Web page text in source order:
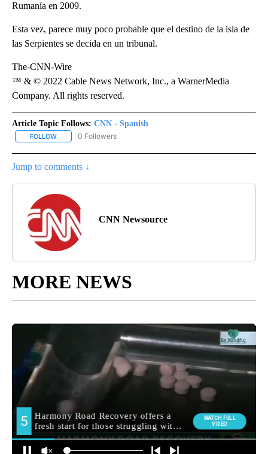
Rumanía en 2009.
Esta vez, parece muy poco probable que el destino de la isla de
las Serpientes se decida en un tribunal.
The-CNN-Wire
™ & © 2022 Cable News Network, Inc., a WarnerMedia
Company. All rights reserved.
Article Topic Follows: CNN - Spanish
FOLLOW FOLLOW "CNN - SPANISH" TO RECEIVE NOTIFICATIONS ABOUT
0 Followers
Jump to comments ↓
CNN Newsource
MORE NEWS